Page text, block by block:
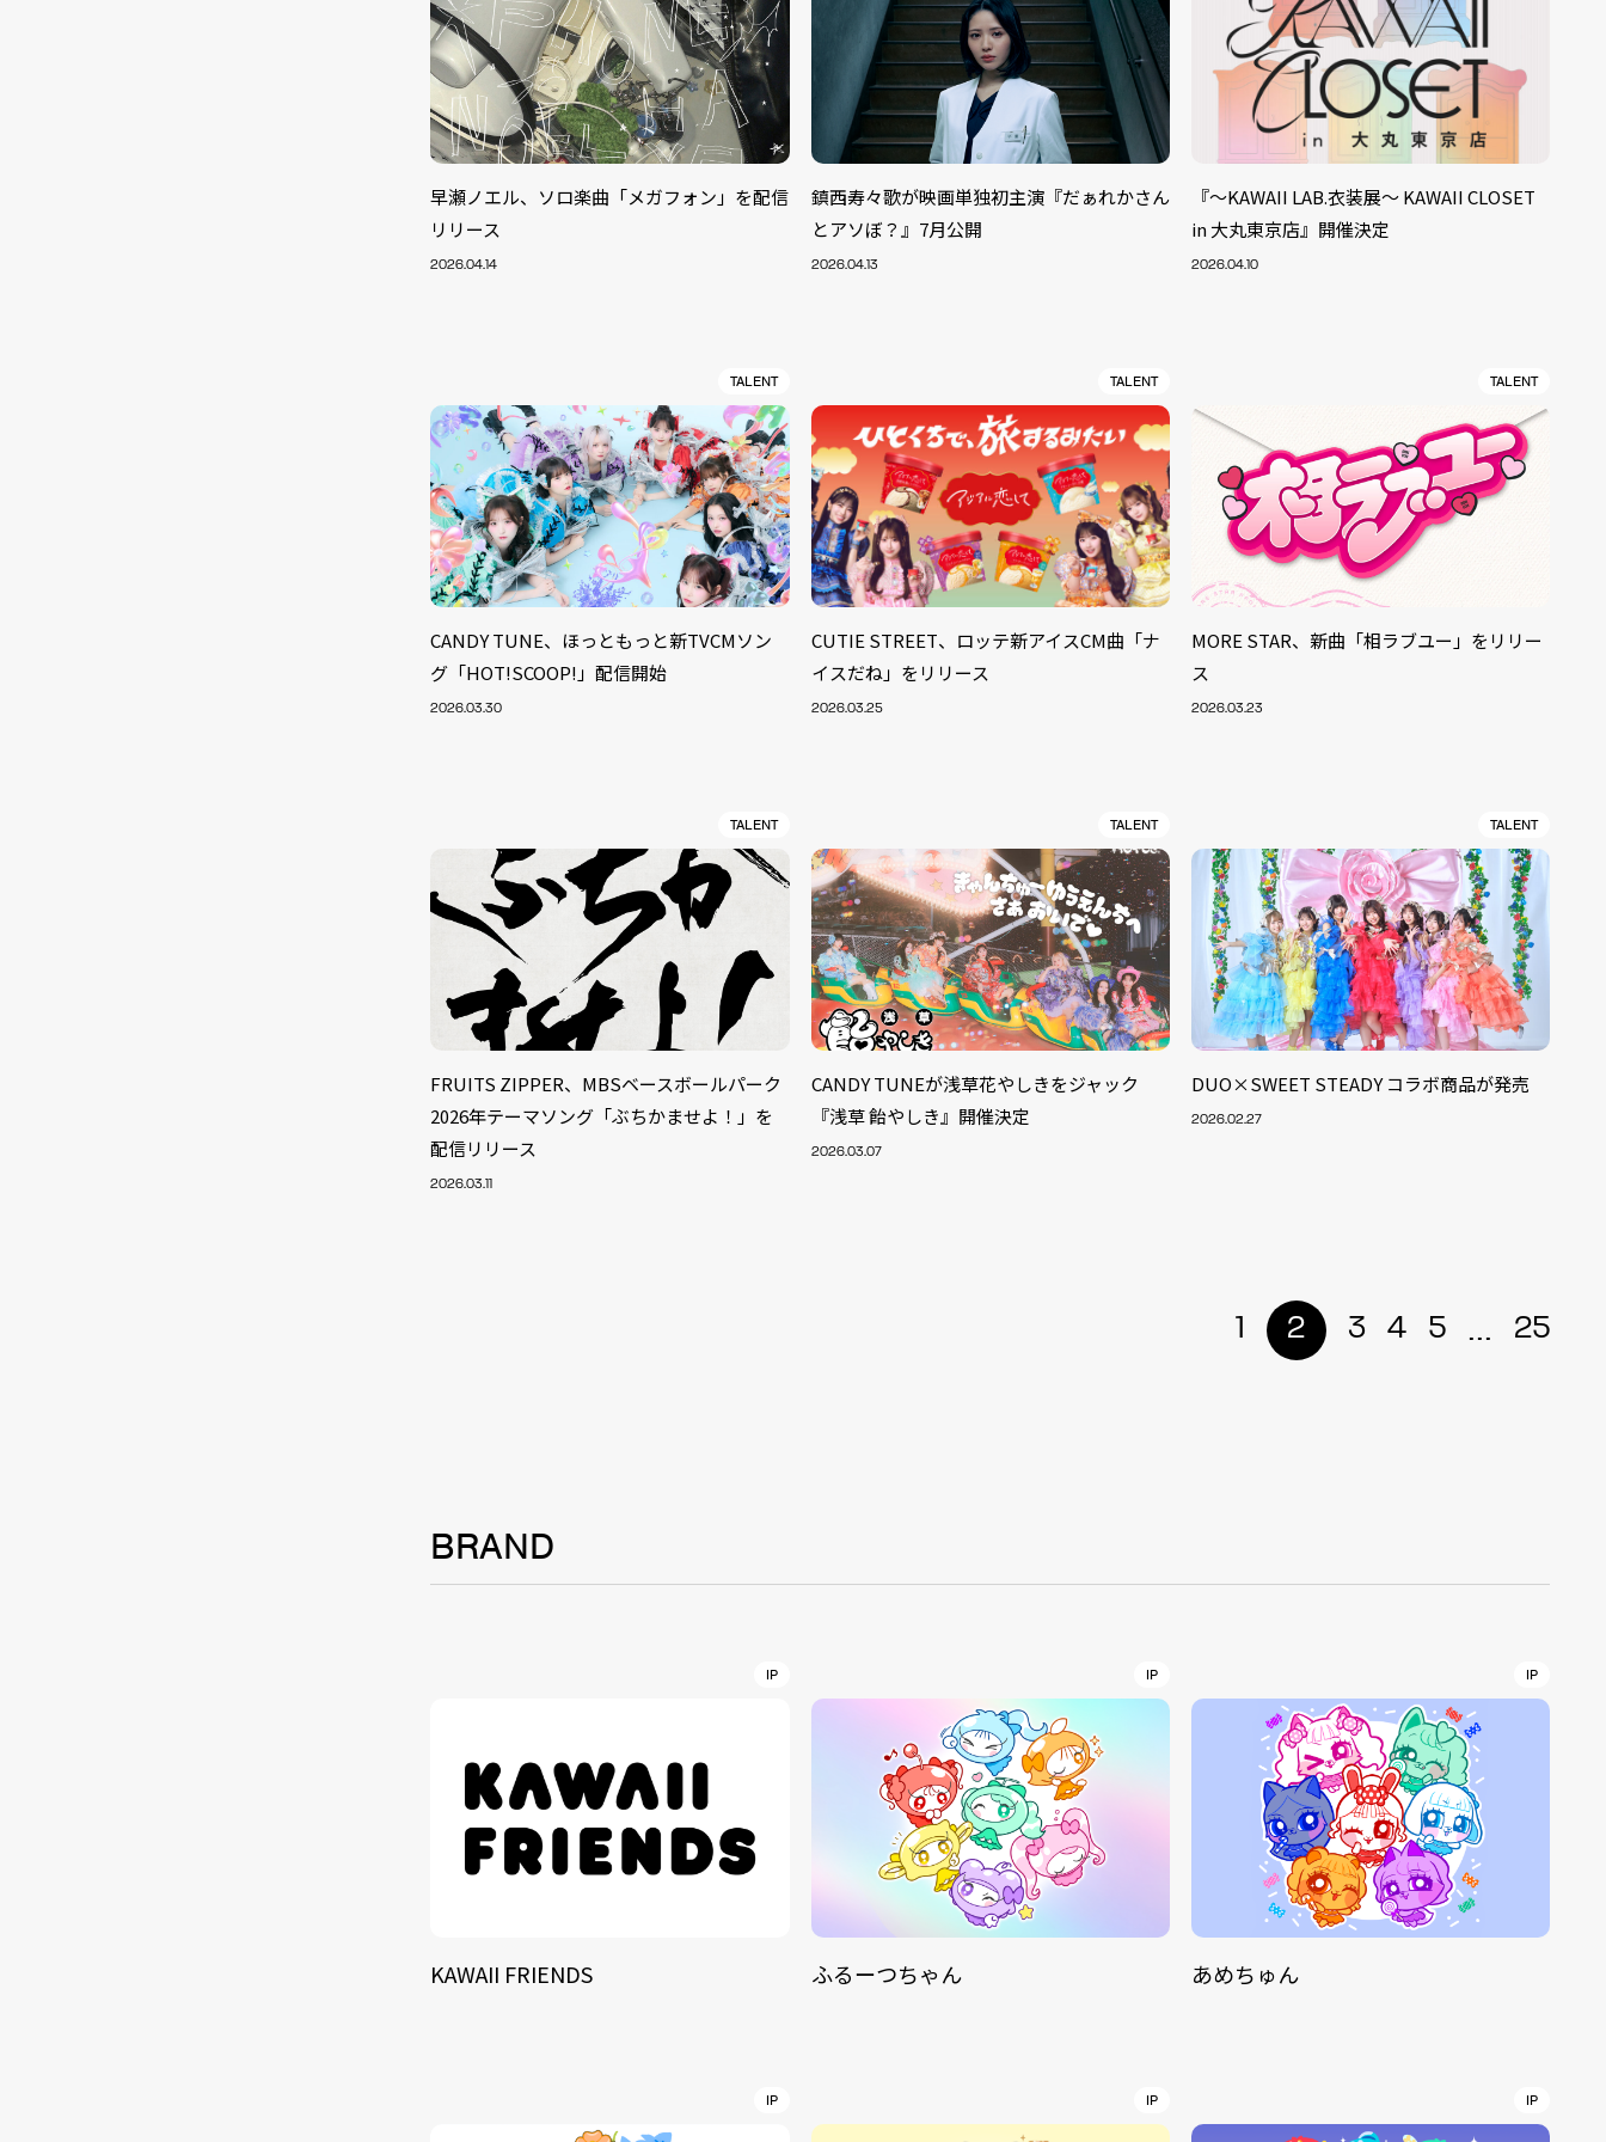
早瀬ノエル、ソロ楽曲「メガフォン」を配信
リリース
2026.04.14
鎮西寿々歌が映画単独初主演『だぁれかさん
とアソぼ？』7月公開
2026.04.13
『～KAWAII LAB.衣装展～ KAWAII CLOSET
in 大丸東京店』開催決定
2026.04.10
TALENT
CANDY TUNE、ほっともっと新TVCMソン
グ「HOT!SCOOP!」配信開始
2026.03.30
TALENT
CUTIE STREET、ロッテ新アイスCM曲「ナ
イスだね」をリリース
2026.03.25
TALENT
MORE STAR、新曲「相ラブユー」をリリー
ス
2026.03.23
TALENT
FRUITS ZIPPER、MBSベースボールパーク
2026年テーマソング「ぶちかませよ！」を
配信リリース
2026.03.11
TALENT
CANDY TUNEが浅草花やしきをジャック
『浅草 飴やしき』開催決定
2026.03.07
TALENT
DUO×SWEET STEADY コラボ商品が発売
2026.02.27
1 2 3 4 5 ... 25
BRAND
IP
KAWAII FRIENDS
IP
ふるーつちゃん
IP
あめちゅん
IP IP IP
NEWS
SOLUTION
BRAND
CONTACT